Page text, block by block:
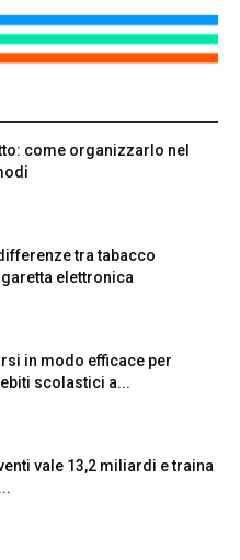
come organizzarlo nel
tra tabacco
elettronica
in modo efficace per
scolastici a...
vale 13,2 miliardi e traina